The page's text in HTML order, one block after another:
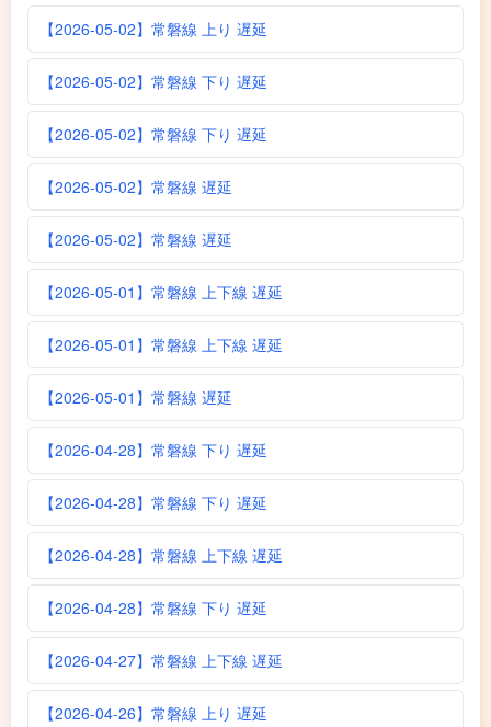
【2026-05-02】常磐線 上り 遅延
【2026-05-02】常磐線 下り 遅延
【2026-05-02】常磐線 下り 遅延
【2026-05-02】常磐線 遅延
【2026-05-02】常磐線 遅延
【2026-05-01】常磐線 上下線 遅延
【2026-05-01】常磐線 上下線 遅延
【2026-05-01】常磐線 遅延
【2026-04-28】常磐線 下り 遅延
【2026-04-28】常磐線 下り 遅延
【2026-04-28】常磐線 上下線 遅延
【2026-04-28】常磐線 下り 遅延
【2026-04-27】常磐線 上下線 遅延
【2026-04-26】常磐線 上り 遅延